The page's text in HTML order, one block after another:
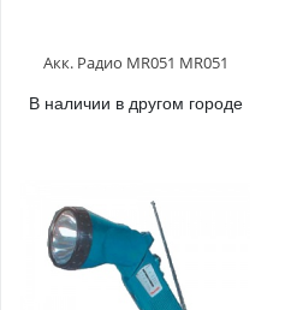
Акк. Радио MR051 MR051
В наличии в другом городе